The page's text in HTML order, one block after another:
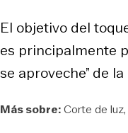
El objetivo del
es principalmente
se aproveche” de
Más sobre:Corte de luz